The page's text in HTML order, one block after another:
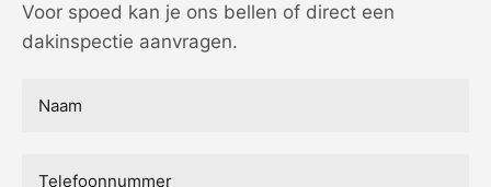
Voor spoed kan je ons bellen of direct een
dakinspectie aanvragen.